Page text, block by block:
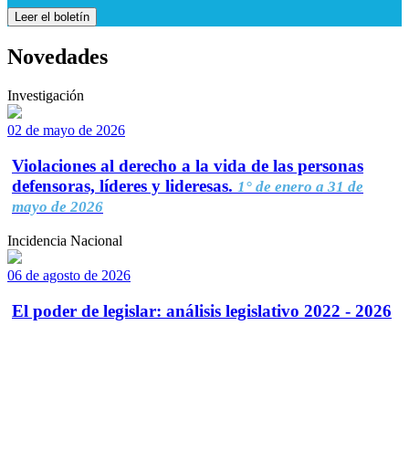
Leer el boletín
Novedades
Investigación
02 de mayo de 2026
Violaciones al derecho a la vida de las personas
defensoras, líderes y lideresas. 1° de enero a 31 de
mayo de 2026
Incidencia Nacional
06 de agosto de 2026
El poder de legislar: análisis legislativo 2022 - 2026